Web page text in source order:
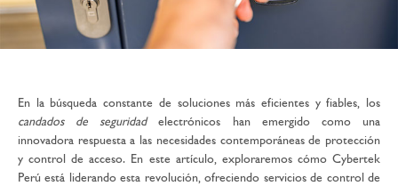
En la búsqueda constante de soluciones más eficientes y fiables, los
candados de seguridadelectrónicos han emergido como una
innovadora respuesta a las necesidades contemporáneas de protección
y control de acceso. En este artículo, exploraremos cómo Cybertek
Perú está liderando esta revolución, ofreciendo servicios de control de